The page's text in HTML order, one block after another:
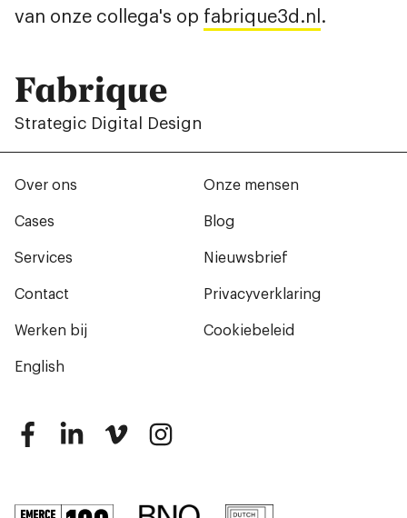
van onze collega's op fabrique3d.nl .
Fabrique
Strategic Digital Design
Over ons
Cases
Services
Onze mensen
Blog
Nieuwsbrief
Contact
Werken bij
English
Privacyverklaring
Cookiebeleid